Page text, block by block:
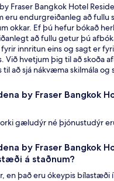
Fraser Bangkok Hotel
eru endurgreiðanleg að fullu
okkar. Ef þú hefur bókað
að fullu getur þú
innritun eins og sagt er
Við hvetjum þig til að skoða
til að sjá nákvæma skilmála og
by Fraser Bangkok
gæludýr né þjónustudýr
by Fraser Bangkok
á staðnum?
en það eru ókeypis bílastæði